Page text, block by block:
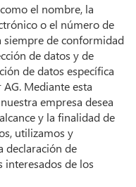
el nombre, la
o el número de
siempre de conformidad
de datos y de
de datos específica
Mediante esta
empresa desea
y la finalidad de
utilizamos y
declaración de
interesados de los